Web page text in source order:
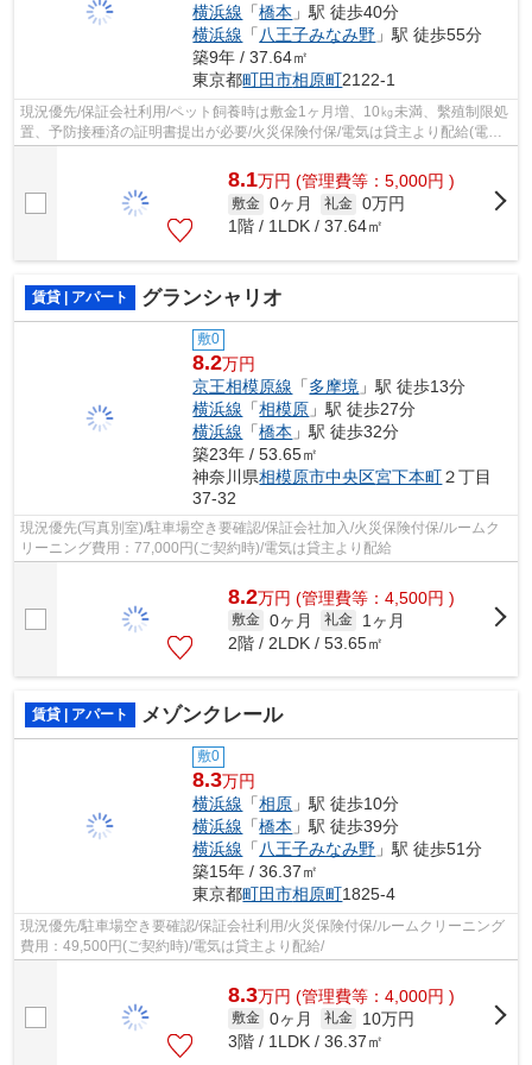
横浜線 「橋本 」駅 徒歩40分
横浜線 「 八王子みなみ野 」駅 徒歩55分
築9年 / 37.64㎡
東京都町田市相原町2122-1
現況優先/保証会社利用/ペット飼養時は敷金1ヶ月増、10㎏未満、繫殖制限処
置、予防接種済の証明書提出が必要/火災保険付保/電気は貸主より配給(電気
配給解約手数料3,300円)
8.1万円 (管理費等：5,000円 )
敷金 0ヶ月 礼金 0万円
1階 / 1LDK / 37.64㎡
賃貸 | アパート グランシャリオ
敷0
8.2万円
京王相模原線 「多摩境 」駅 徒歩13分
横浜線 「相模原 」駅 徒歩27分
横浜線 「橋本 」駅 徒歩32分
築23年 / 53.65㎡
神奈川県相模原市中央区宮下本町２丁目
37-32
現況優先(写真別室)/駐車場空き要確認/保証会社加入/火災保険付保/ルームク
リーニング費用：77,000円(ご契約時)/電気は貸主より配給
8.2万円 (管理費等：4,500円 )
敷金 0ヶ月 礼金
1ヶ月
2階 / 2LDK / 53.65㎡
賃貸 | アパート メゾンクレール
敷0
8.3万円
横浜線 「相原 」駅 徒歩10分
横浜線 「橋本 」駅 徒歩39分
横浜線 「 八王子みなみ野 」駅 徒歩51分
築15年 / 36.37㎡
東京都町田市相原町1825-4
現況優先/駐車場空き要確認/保証会社利用/火災保険付保/ルームクリーニング
費用：49,500円(ご契約時)/電気は貸主より配給/
8.3万円 (管理費等：4,000円 )
敷金 0ヶ月 礼金
10万円
3階 / 1LDK / 36.37㎡